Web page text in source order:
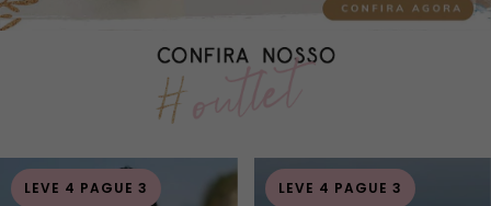
LEVE 4 PAGUE 3 LEVE 4 PAGUE 3